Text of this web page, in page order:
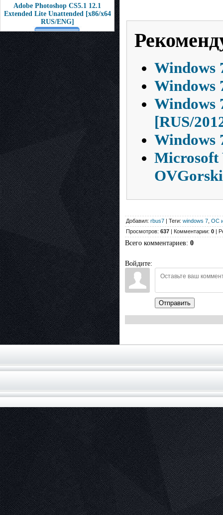
Adobe Photoshop CS5.1 12.1
Extended Lite Unattended [x86/x64
RUS/ENG]
Windows
Windows
Windows
[RUS/
Windows
Microsoft
Добавил: rbus7 | Теги: windows 7 ОС
Просмотров: 637 | Комментарии: 0 |
Всего комментариев: 0
Войдите:
Отправить